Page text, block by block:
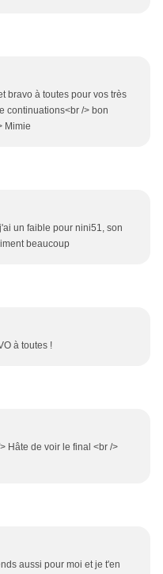
bravo à toutes pour vos très
continuations<br /> bon
Mimie
un faible pour nini51, son
beaucoup
à toutes !
Hâte de voir le final <br />
aussi pour moi et je t'en